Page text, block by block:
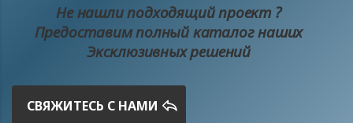
Не нашли подходящий проект ?
Предоставим полный каталог наших
Эксклюзивных решений
СВЯЖИТЕСЬ С НАМИ